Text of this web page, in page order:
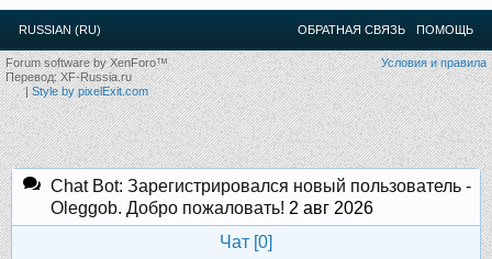
RUSSIAN (RU) ОБРАТНАЯ СВЯЗЬ ПОМОЩЬ
Условия и правила
Forum software by XenForo™
Перевод:XF-Russia.ru
|Style by pixelExit.com
Chat Bot: Зарегистрировался новый пользователь -
Oleggob. Добро пожаловать! 2 авг 2026
Чат [0]